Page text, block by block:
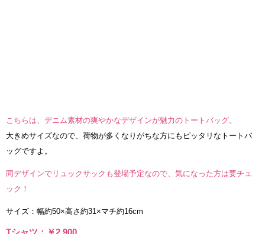
こちらは、デニム素材の爽やかなデザインが魅力のトートバッグ。
大きめサイズなので、荷物が多くなりがちな方にもピッタリなトートバ
ッグですよ。
同デザインでリュックサックも登場予定なので、気になった方は要チェ
ック！
サイズ：幅約50×高さ約31×マチ約16cm
Tシャツ：￥2,900